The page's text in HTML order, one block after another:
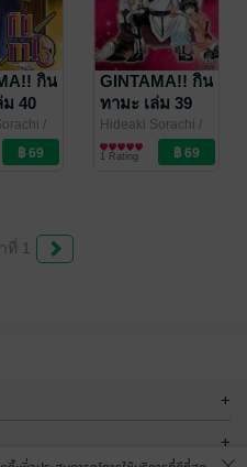
กิน
ม 40
/
Comics
GINTAMA!! กิน
ทามะ เล่ม 39
Hideaki Sorachi /
Siam Inter Comics
การ์ตูนทั่วไป
1 Rating
ที่ 1
+
+